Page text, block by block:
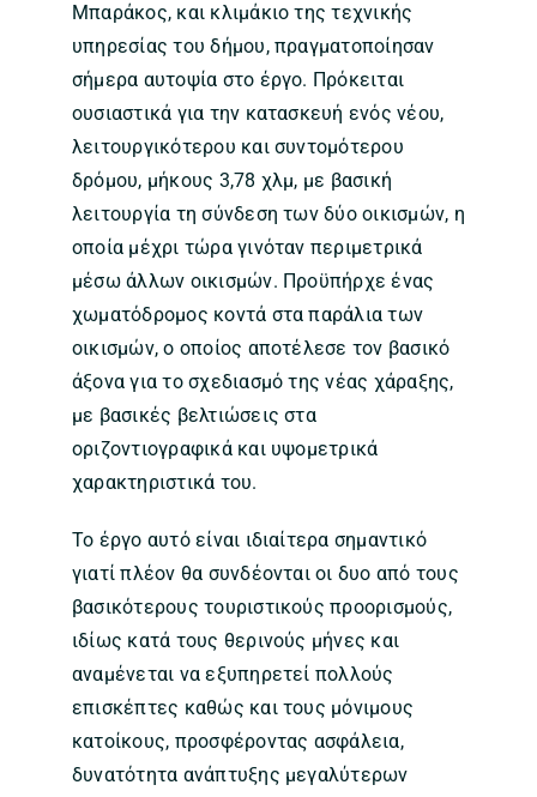
Μπαράκος, και κλιμάκιο της τεχνικής
υπηρεσίας του δήμου, πραγματοποίησαν
σήμερα αυτοψία στο έργο. Πρόκειται
ουσιαστικά για την κατασκευή ενός νέου,
λειτουργικότερου και συντομότερου
δρόμου, μήκους 3,78 χλμ, με βασική
λειτουργία τη σύνδεση των δύο οικισμών, η
οποία μέχρι τώρα γινόταν περιμετρικά
μέσω άλλων οικισμών. Προϋπήρχε ένας
χωματόδρομος κοντά στα παράλια των
οικισμών, ο οποίος αποτέλεσε τον βασικό
άξονα για το σχεδιασμό της νέας χάραξης,
με βασικές βελτιώσεις στα
οριζοντιογραφικά και υψομετρικά
χαρακτηριστικά του.
Το έργο αυτό είναι ιδιαίτερα σημαντικό
γιατί πλέον θα συνδέονται οι δυο από τους
βασικότερους τουριστικούς προορισμούς,
ιδίως κατά τους θερινούς μήνες και
αναμένεται να εξυπηρετεί πολλούς
επισκέπτες καθώς και τους μόνιμους
κατοίκους, προσφέροντας ασφάλεια,
δυνατότητα ανάπτυξης μεγαλύτερων